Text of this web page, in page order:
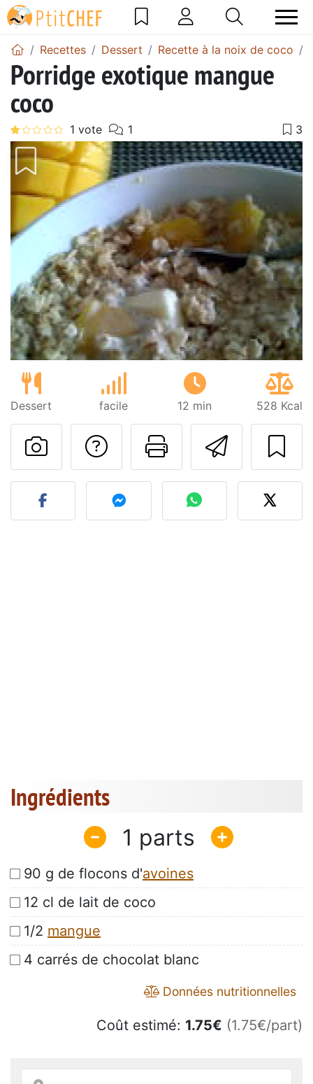
Recettes Dessert Recette à la noix de coco
Porridge exotique mangue
coco
Dessert facile 12 min 528 Kcal
Imprimer
Poser une
Publier votre photo de
Ingrédients
1
90 g de flocons d'avoines
12 cl de lait de coco
1/2 mangue
4 carrés de chocolat blanc
Données nutritionnelles
Coût estimé: 1.75€ (1.75€/part)